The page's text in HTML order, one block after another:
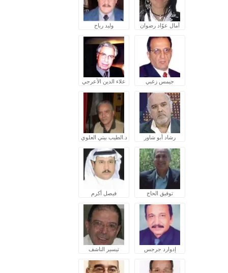
آمال عوّاد رضوان وليد رباح
جيمس زغبي علاء الدين الأعرجي
رشاد أبو شاور د.الطيب بيتي العلوي
توفيق الحاج فيصل أكرم
إدوارد جرجس تيسير الناشف